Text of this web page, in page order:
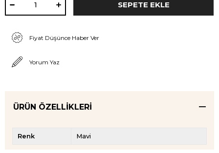
Fiyat Düşünce Haber Ver
Yorum Yaz
ÜRÜN ÖZELLIKLERI
Renk Mavi